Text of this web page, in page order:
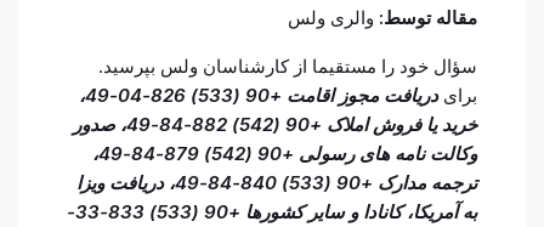
مقاله توسط: والری ولس
سؤال خود را مستقیما از کارشناسان ولس بپرسید.
برای
دریافت مجوز اقامت +90 (533) 826-04-49،
خرید یا فروش املاک +90 (542) 882-84-49، صدور
وکالت نامه های رسولی +90 (542) 879-84-49،
ترجمه مدارک +90 (533) 840-84-49، دریافت ویزا
به آمریکا، کانادا و سایر کشورها +90 (533) 833-33-